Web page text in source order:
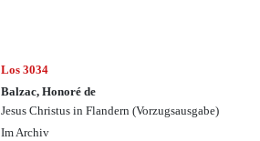
Los 3034
Balzac, Honoré de
Jesus Christus in Flandern (Vorzugsausgabe)
Im Archiv